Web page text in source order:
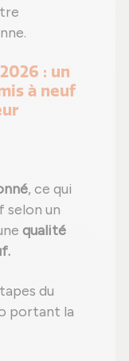
: un
à neuf
, ce qui
selon un
qualité
du
portant la